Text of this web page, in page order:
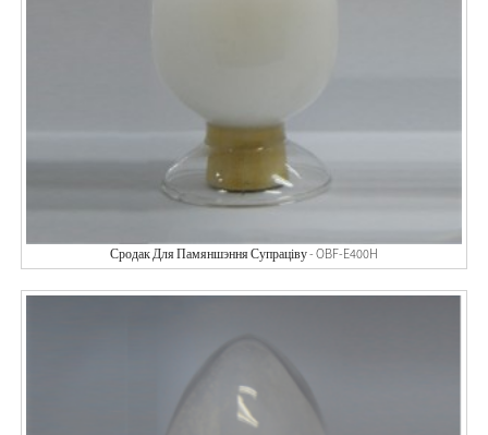
Сродак Для Памяншэння Супраціву - OBF-E400H